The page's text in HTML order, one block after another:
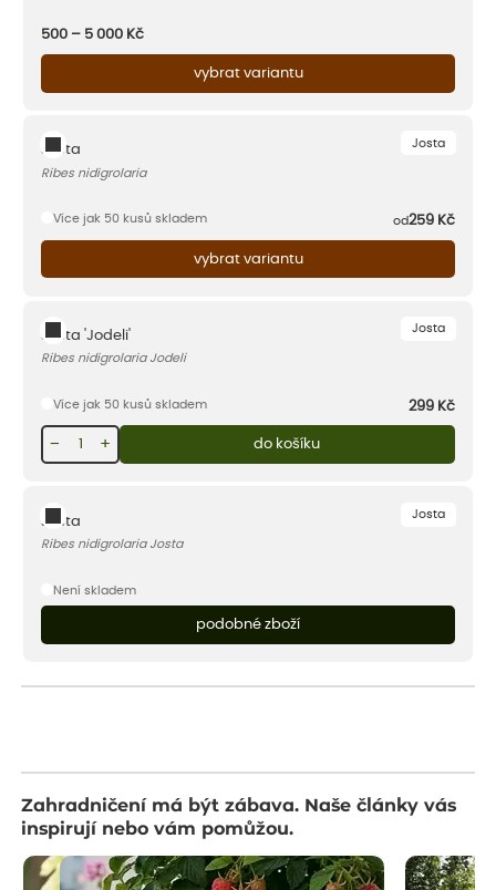
500 – 5 000 Kč
vybrat variantu
Josta
Josta
Ribes nidigrolaria
Více jak 50 kusů skladem od259 Kč
vybrat variantu
Josta
Josta 'Jodeli'
Ribes nidigrolaria Jodeli
Více jak 50 kusů skladem 299 Kč
+
− do košíku
Josta
Josta
Ribes nidigrolaria Josta
Není skladem
podobné zboží
Zahradničení má být zábava. Naše články vás
inspirují nebo vám pomůžou.